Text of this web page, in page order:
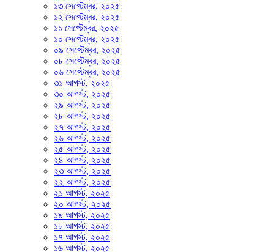
১৩ সেপ্টেম্বর, ২০২৫
১২ সেপ্টেম্বর, ২০২৫
১১ সেপ্টেম্বর, ২০২৫
১০ সেপ্টেম্বর, ২০২৫
০৯ সেপ্টেম্বর, ২০২৫
০৮ সেপ্টেম্বর, ২০২৫
০৬ সেপ্টেম্বর, ২০২৫
৩১ আগস্ট, ২০২৫
৩০ আগস্ট, ২০২৫
২৯ আগস্ট, ২০২৫
২৮ আগস্ট, ২০২৫
২৭ আগস্ট, ২০২৫
২৬ আগস্ট, ২০২৫
২৫ আগস্ট, ২০২৫
২৪ আগস্ট, ২০২৫
২৩ আগস্ট, ২০২৫
২২ আগস্ট, ২০২৫
২১ আগস্ট, ২০২৫
২০ আগস্ট, ২০২৫
১৯ আগস্ট, ২০২৫
১৮ আগস্ট, ২০২৫
১৭ আগস্ট, ২০২৫
১৬ আগস্ট, ২০২৫